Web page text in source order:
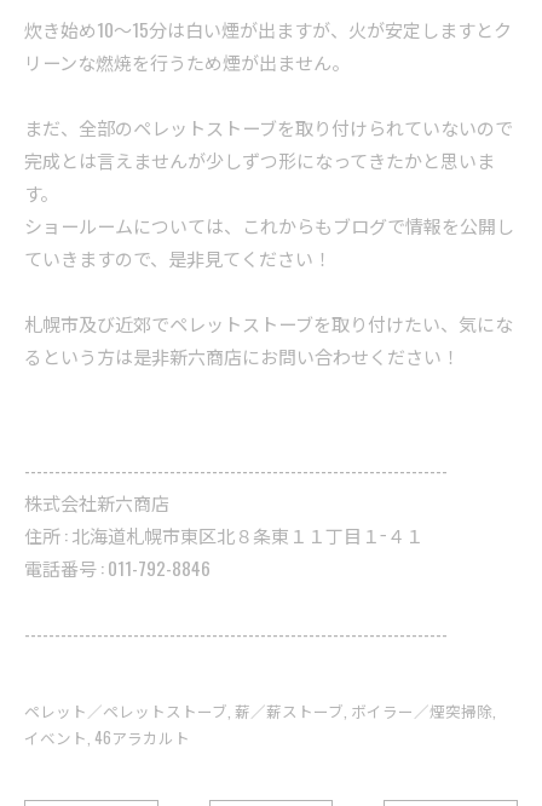
炊き始め10～15分は白い煙が出ますが、火が安定しますとク
リーンな燃焼を行うため煙が出ません。
まだ、全部のペレットストーブを取り付けられていないので
完成とは言えませんが少しずつ形になってきたかと思いま
す。
ショールームについては、これからもブログで情報を公開し
ていきますので、是非見てください！
札幌市及び近郊でペレットストーブを取り付けたい、気にな
るという方は是非新六商店にお問い合わせください！
----------------------------------------------------------------------
株式会社新六商店
住所 : 北海道札幌市東区北８条東１１丁目１−４１
電話番号 : 011-792-8846
----------------------------------------------------------------------
ペレット／ペレットストーブ 薪／薪ストーブ ボイラー／煙突掃除
イベント 46アラカルト